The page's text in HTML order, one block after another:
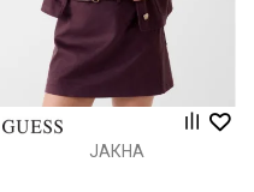
ЈАКНА